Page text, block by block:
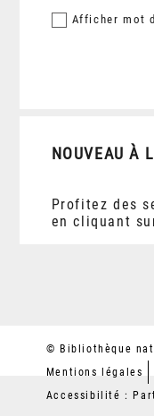
Afficher mot
NOUVEAU À
Profitez des
en cliquant
© Bibliothèque
Mentions légales
Accessibilité :